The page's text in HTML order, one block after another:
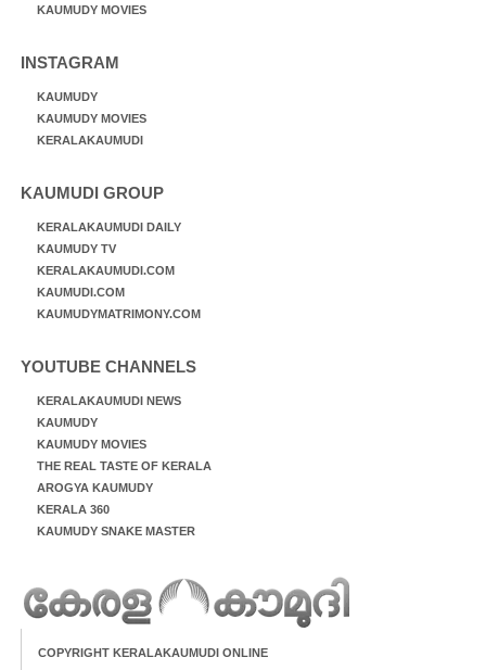
KAUMUDY MOVIES
INSTAGRAM
KAUMUDY
KAUMUDY MOVIES
KERALAKAUMUDI
KAUMUDI GROUP
KERALAKAUMUDI DAILY
KAUMUDY TV
KERALAKAUMUDI.COM
KAUMUDI.COM
KAUMUDYMATRIMONY.COM
YOUTUBE CHANNELS
KERALAKAUMUDI NEWS
KAUMUDY
KAUMUDY MOVIES
THE REAL TASTE OF KERALA
AROGYA KAUMUDY
KERALA 360
KAUMUDY SNAKE MASTER
COPYRIGHT KERALAKAUMUDI ONLINE